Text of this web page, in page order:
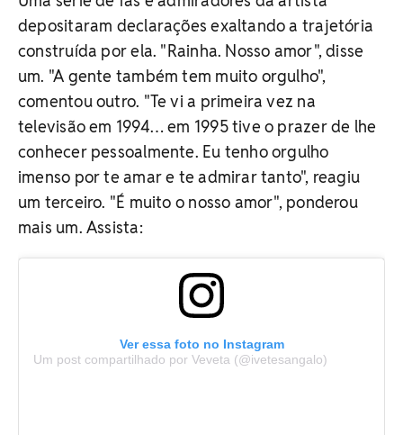
depositaram declarações exaltando a trajetória
construída por ela. "Rainha. Nosso amor", disse
um. "A gente também tem muito orgulho",
comentou outro. "Te vi a primeira vez na
televisão em 1994… em 1995 tive o prazer de lhe
conhecer pessoalmente. Eu tenho orgulho
imenso por te amar e te admirar tanto", reagiu
um terceiro. "É muito o nosso amor", ponderou
mais um. Assista:
Ver essa foto no Instagram
Um post compartilhado por Veveta (@ivetesangalo)